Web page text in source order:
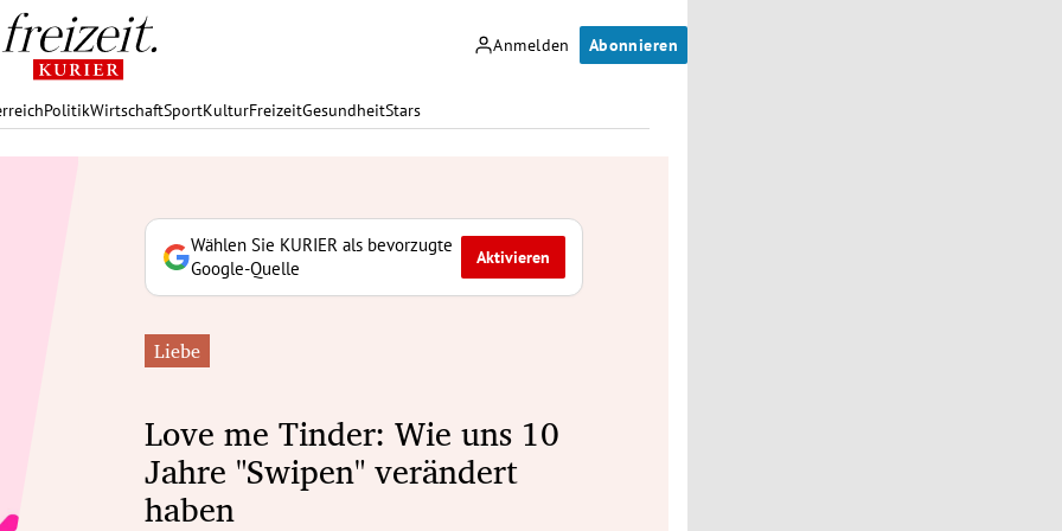
Anmelden Abonnieren
PolitikWirtschaftSportKulturFreizeitGesundheitStars
Wählen Sie KURIER als bevorzugte
Google-Quelle
Aktivieren
Liebe
Love me Tinder: Wie uns 10
Jahre "Swipen" verändert
haben